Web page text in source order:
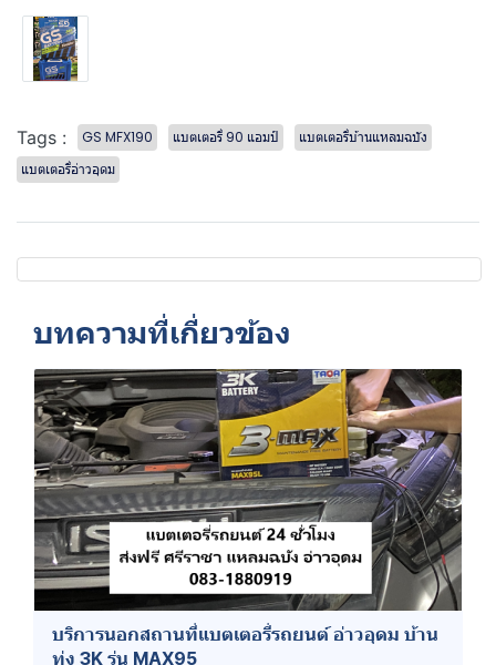
Tags : GS MFX190 แบตเตอรี่ 90 แอมป์
แบตเตอรี่บ้านแหลมฉบัง
แบตเตอรี่อ่าวอุดม
บทความที่เกี่ยวข้อง
บริการนอกสถานที่แบตเตอรี่รถยนต์ อ่าวอุดม บ้าน
ทุ่ง 3K รุ่น MAX95